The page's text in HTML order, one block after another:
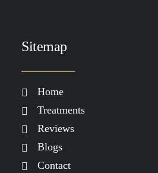
Sitemap
Home
Treatments
Reviews
Blogs
Contact